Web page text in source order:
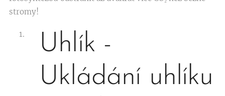
stromy!
Uhlík -
Ukládání uhlíku